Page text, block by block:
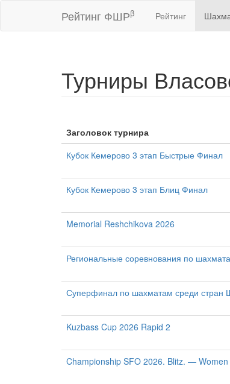
Рейтинг ФШРβ Рейтинг
Турниры
Заголовок турнира
Кубок Кемерово 3 этап Быстрые Финал
Кубок Кемерово 3 этап Блиц Финал
Memorial Reshchikova 2026
Региональные соревнования по
Суперфинал по шахматам среди
Kuzbass Cup 2026 Rapid 2
Championship SFO 2026. Blitz. — Women